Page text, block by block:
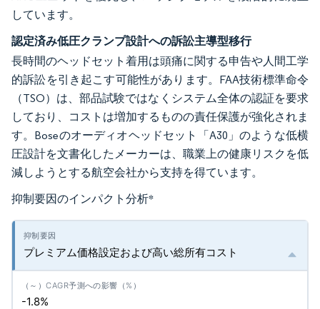
しています。
認定済み低圧クランプ設計への訴訟主導型移行
長時間のヘッドセット着用は頭痛に関する申告や人間工学
的訴訟を引き起こす可能性があります。FAA技術標準命令
（TSO）は、部品試験ではなくシステム全体の認証を要求
しており、コストは増加するものの責任保護が強化されま
す。Boseのオーディオヘッドセット「A30」のような低横
圧設計を文書化したメーカーは、職業上の健康リスクを低
減しようとする航空会社から支持を得ています。
抑制要因のインパクト分析*
プレミアム価格設定および高い総所有コスト
-1.8%